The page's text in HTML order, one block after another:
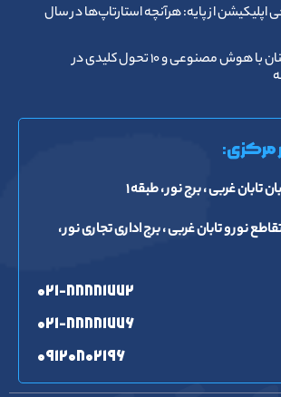
اپلیکیشن از پایه: هرآنچه استارتاپ‌ها در سال
ارزیابی عملکرد کارکنان با هوش مصنوعی و ۱۰ تحول کلیدی در
مرکزی:
تابان غربی ، برج نور ، طبقه ۱
نور و تابان غربی ، برج اداری تجاری نور ،
۰۲۱-۸۸۸۸۱۷۷۲
۰۲۱-۸۸۸۸۱۷۷۶
۰۹۱۲۰۸۰۲۱۹۶